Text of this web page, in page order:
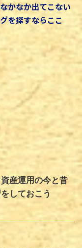
かなか出てこない
を探すならここ
産運用の今と昔
しておこう